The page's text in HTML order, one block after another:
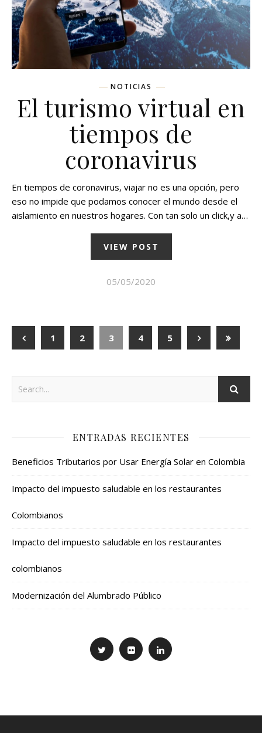
NOTICIAS
El turismo virtual en
tiempos de
coronavirus
En tiempos de coronavirus, viajar no es una opción, pero
eso no impide que podamos conocer el mundo desde el
aislamiento en nuestros hogares. Con tan solo un click,y a…
VIEW POST
05/05/2020
1 2 3 4 5
ENTRADAS RECIENTES
Beneficios Tributarios por Usar Energía Solar en Colombia
Impacto del impuesto saludable en los restaurantes
Colombianos
Impacto del impuesto saludable en los restaurantes
colombianos
Modernización del Alumbrado Público